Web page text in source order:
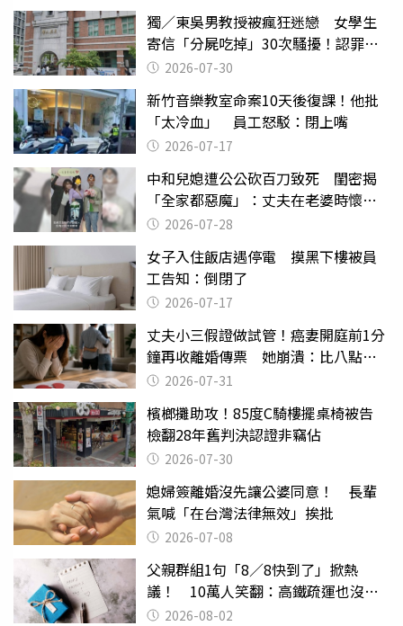
獨／東吳男教授被瘋狂迷戀 女學生
寄信「分屍吃掉」30次騷擾！認罪免
關 2026-07-30
新竹音樂教室命案10天後復課！他批
「太冷血」 員工怒駁：閉上嘴
2026-07-17
中和兒媳遭公公砍百刀致死 閨密揭
「全家都惡魔」：丈夫在老婆時懷孕
摔東西
2026-07-28
女子入住飯店遇停電 摸黑下樓被員
工告知：倒閉了
2026-07-17
丈夫小三假證做試管！癌妻開庭前1分
鐘再收離婚傳票 她崩潰：比八點檔
還扯2026-07-31
檳榔攤助攻！85度C騎樓擺桌椅被告
檢翻28年舊判決認證非竊佔
2026-07-30
媳婦簽離婚沒先讓公婆同意！ 長輩
氣喊「在台灣法律無效」挨批
2026-07-08
父親群組1句「8／8快到了」掀熱
議！ 10萬人笑翻：高鐵疏運也沒列
父親節
2026-08-02